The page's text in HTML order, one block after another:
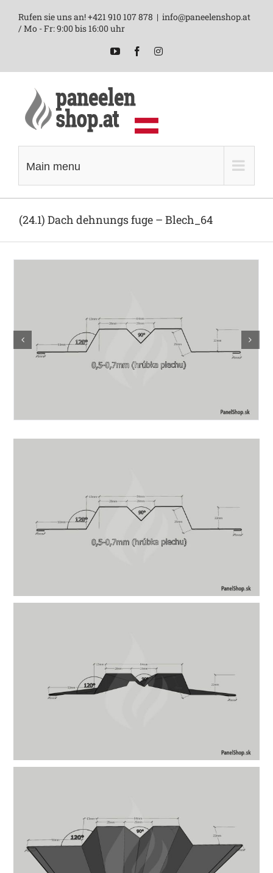
Rufen sie uns an! +421 910 107 878 | info@paneelenshop.at
/ Mo - Fr: 9:00 bis 16:00 uhr
YouTubeFacebookInstagram
Main menu
(24.1) Dach dehnungs fuge – Blech_64